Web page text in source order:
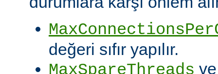
değeri sıfır yapılır.
MaxSpareThreads ve